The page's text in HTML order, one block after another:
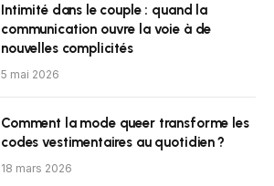
Intimité dans le couple : quand la
communication ouvre la voie à de
nouvelles complicités
5 mai 2026
Comment la mode queer transforme les
codes vestimentaires au quotidien ?
18 mars 2026